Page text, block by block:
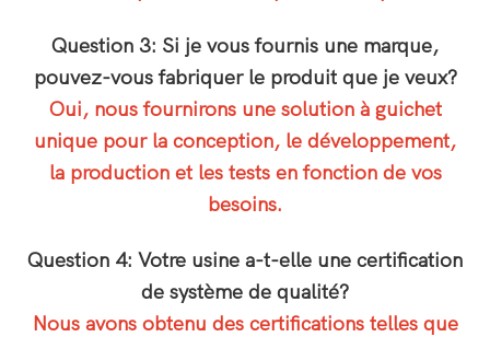
Question 3: Si je vous fournis une marque,
pouvez-vous fabriquer le produit que je veux?
Oui, nous fournirons une solution à guichet
unique pour la conception, le développement,
la production et les tests en fonction de vos
besoins.
Question 4: Votre usine a-t-elle une certification
de système de qualité?
Nous avons obtenu des certifications telles que